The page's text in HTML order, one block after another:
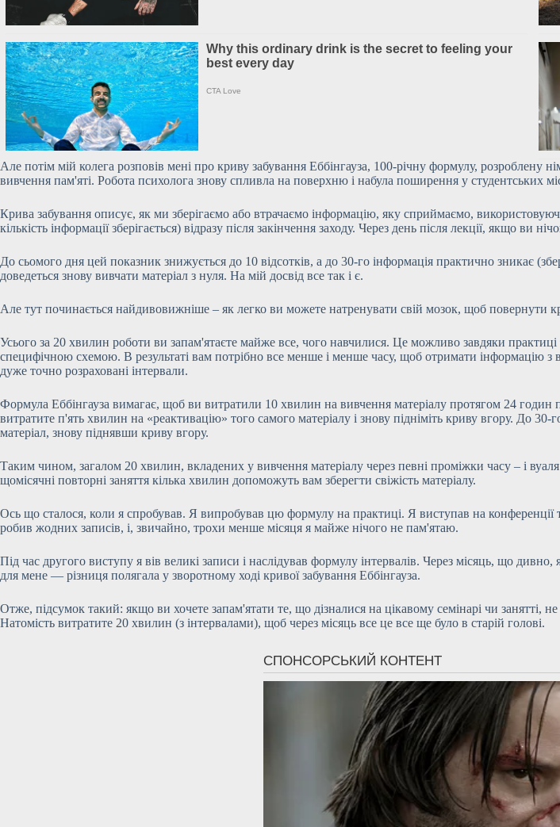
Але потім мій колега розповів мені про криву забування Еббінгауза, 100-річну формулу,
вивчення пам'яті. Робота психолога знову спливла на поверхню і набула поширення у студентських
Крива забування описує, як ми зберігаємо або втрачаємо інформацію, яку сприймаємо,
кількість інформації зберігається) відразу після закінчення заходу. Через день після лекції, якщо ви
До сьомого дня цей показник знижується до 10 відсотків, а до 30-го інформація практично зникає
доведеться знову вивчати матеріал з нуля. На мій досвід все так і є.
Але тут починається найдивовижніше – як легко ви можете натренувати свій мозок, щоб повернути
Усього за 20 хвилин роботи ви запам'ятаєте майже все, чого навчилися. Це можливо завдяки
специфічною схемою. В результаті вам потрібно все менше і менше часу, щоб отримати інформацію з
дуже точно розраховані інтервали.
Формула Еббінгауза вимагає, щоб ви витратили 10 хвилин на вивчення матеріалу протягом 24 годин
витратите п'ять хвилин на «реактивацію» того самого матеріалу і знову підніміть криву вгору.
матеріал, знову піднявши криву вгору.
Таким чином, загалом 20 хвилин, вкладених у вивчення матеріалу через певні проміжки часу – і
щомісячні повторні заняття кілька хвилин допоможуть вам зберегти свіжість матеріалу.
Ось що сталося, коли я спробував. Я випробував цю формулу на практиці. Я виступав на
робив жодних записів, і, звичайно, трохи менше місяця я майже нічого не пам'ятаю.
Під час другого виступу я вів великі записи і наслідував формулу інтервалів. Через місяць, що
для мене — різниця полягала у зворотному ході кривої забування Еббінгауза.
Отже, підсумок такий: якщо ви хочете запам'ятати те, що дізналися на цікавому семінарі чи занятті,
Натомість витратите 20 хвилин (з інтервалами), щоб через місяць все це все ще було в старій голові.